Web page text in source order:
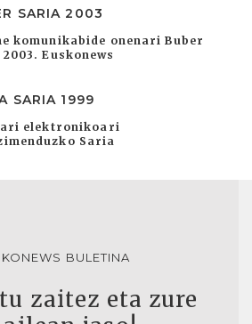
SARIA 2003
komunikabide onenari Buber
Euskonews
SARIA 1999
elektronikoari
Saria
BULETINA
zaitez eta zure